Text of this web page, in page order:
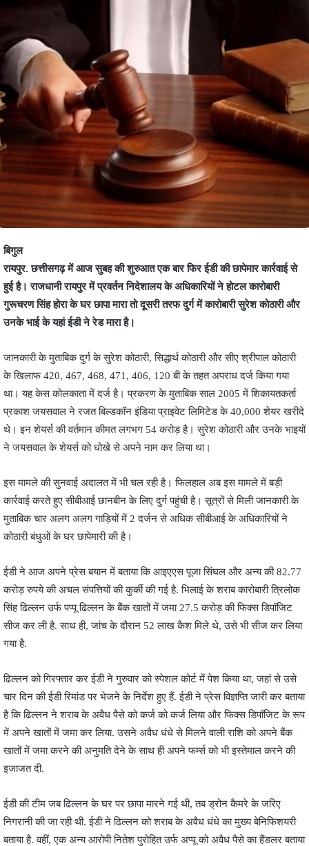
बिगुल
रायपुर. छत्तीसगढ़ में आज सुबह की शुरुआत एक बार फिर ईडी की छापेमार कार्रवाई से
हुई है। राजधानी रायपुर में प्रवर्तन निदेशालय के अधिकारियों ने होटल कारोबारी
गुरूचरण सिंह होरा के घर छापा मारा तो दूसरी तरफ दुर्ग में कारोबारी सुरेश कोठारी और
उनके भाई के यहां ईडी ने रेड मारा है।
जानकारी के मुताबिक दुर्ग के सुरेश कोठारी, सिद्धार्थ कोठारी और सीए श्रीपाल कोठारी
के खिलाफ 420, 467, 468, 471, 406, 120 बी के तहत अपराध दर्ज किया गया
था। यह केस कोलकाता में दर्ज है। प्रकरण के मुताबिक साल 2005 में शिकायतकर्ता
प्रकाश जयसवाल ने रजत बिल्डकॉन इंडिया प्राइवेट लिमिटेड के 40,000 शेयर खरीदे
थे। इन शेयर्स की वर्तमान कीमत लगभग 54 करोड़ है। सुरेश कोठारी और उनके भाइयों
ने जयसवाल के शेयर्स को धोखे से अपने नाम कर लिया था।
इस मामले की सुनवाई अदालत में भी चल रही है। फिलहाल अब इस मामले में बड़ी
कार्रवाई करते हुए सीबीआई छानबीन के लिए दुर्ग पहुंची है। सूत्रों से मिली जानकारी के
मुताबिक चार अलग अलग गाड़ियों में 2 दर्जन से अधिक सीबीआई के अधिकारियों ने
कोठारी बंधुओं के घर छापेमारी की है।
ईडी ने आज अपने प्रेस बयान में बताया कि आइएएस पूजा सिंघल और अन्य की 82.77
करोड़ रुपये की अचल संपत्तियों की कुर्की की गई है. भिलाई के शराब कारोबारी त्रिलोक
सिंह ढिल्लन उर्फ पप्पू ढिल्लन के बैंक खातों में जमा 27.5 करोड़ की फिक्स डिपॉजिट
सीज कर ली है. साथ ही, जांच के दौरान 52 लाख कैश मिले थे, उसे भी सीज कर लिया
गया है.
ढिल्लन को गिरफ्तार कर ईडी ने गुरुवार को स्पेशल कोर्ट में पेश किया था, जहां से उसे
चार दिन की ईडी रिमांड पर भेजने के निर्देश हुए हैं. ईडी ने प्रेस विज्ञप्ति जारी कर बताया
है कि ढिल्लन ने शराब के अवैध पैसे को कर्ज को कर्ज लिया और फिक्स डिपॉजिट के रूप
में अपने खातों में जमा कर लिया. उसने अवैध धंधे से मिलने वाली राशि को अपने बैंक
खातों में जमा करने की अनुमति देने के साथ ही अपने फर्म्स को भी इस्तेमाल करने की
इजाजत दी.
ईडी की टीम जब ढिल्लन के घर पर छापा मारने गई थी, तब ड्रोन कैमरे के जरिए
निगरानी की जा रही थी. ईडी ने ढिल्लन को शराब के अवैध धंधे का मुख्य बेनिफिशयरी
बताया है. वहीं, एक अन्य आरोपी नितेश पुरोहित उर्फ अप्पू को अवैध पैसे का हैंडलर बताया